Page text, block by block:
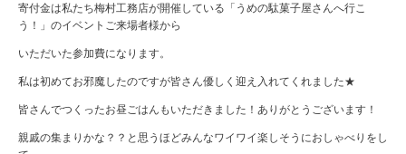
寄付金は私たち梅村工務店が開催している「うめの駄菓子屋さんへ行こ
う！」のイベントご来場者様から
いただいた参加費になります。
私は初めてお邪魔したのですが皆さん優しく迎え入れてくれました★
皆さんでつくったお昼ごはんもいただきました！ありがとうございます！
親戚の集まりかな？？と思うほどみんなワイワイ楽しそうにおしゃべりをし